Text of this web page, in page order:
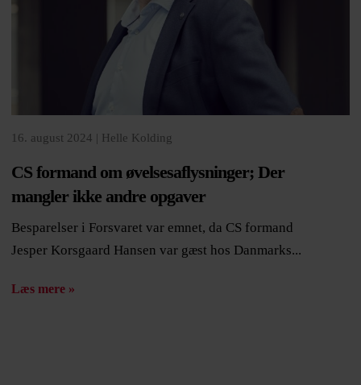
16. august 2024 | Helle Kolding
CS formand om øvelsesaflysninger; Der
mangler ikke andre opgaver
Besparelser i Forsvaret var emnet, da CS formand
Jesper Korsgaard Hansen var gæst hos Danmarks...
Læs mere »